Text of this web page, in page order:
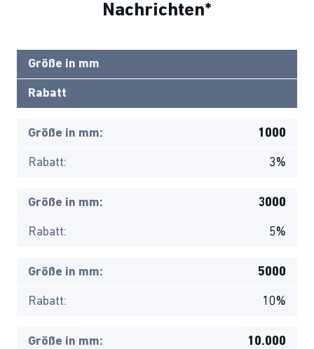
Nachrichten*
Größe in mm
Rabatt
Größe in mm: 1000
Rabatt: 3%
Größe in mm: 3000
Rabatt: 5%
Größe in mm: 5000
Rabatt: 10%
Größe in mm: 10.000